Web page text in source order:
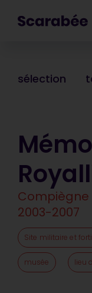
sélection
Compiègne
2003-2007
Site militaire et
musée lieu